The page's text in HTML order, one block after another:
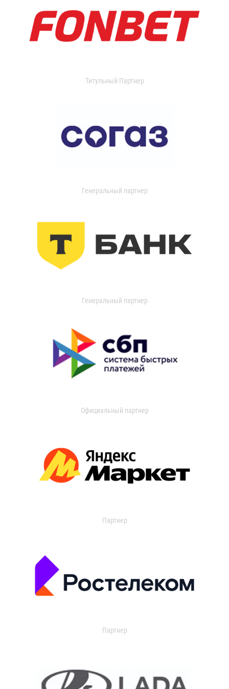
Титульный Партнер
Генеральный партнер
Генеральный партнер
Официальный партнер
Партнер
Партнер